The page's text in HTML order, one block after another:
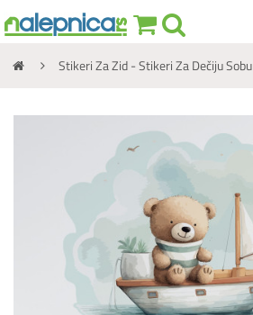
Stikeri Za Zid - Stikeri Za Dečiju Sobu